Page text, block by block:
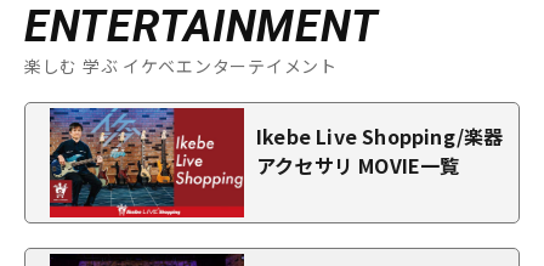
ENTERTAINMENT
楽しむ 学ぶ イケベエンターテイメント
Ikebe Live Shopping/楽器
アクセサリ MOVIE一覧